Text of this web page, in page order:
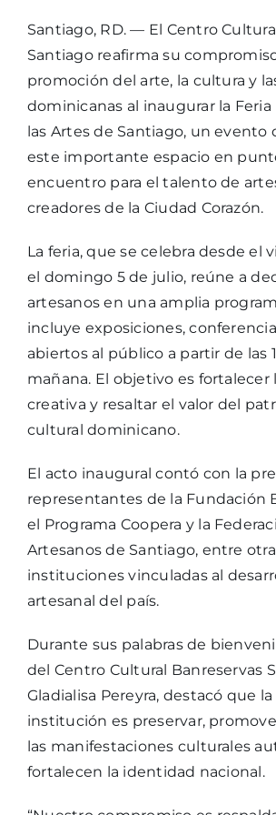
Santiago, RD. — El Centro
Santiago reafirma su
promoción del arte, la cultura y
dominicanas al inaugurar la Feria
las Artes de Santiago, un evento
este importante espacio en
encuentro para el talento de
creadores de la Ciudad Corazón.
La feria, que se celebra desde el
el domingo 5 de julio, reúne a
artesanos en una amplia
incluye exposiciones,
abiertos al público a partir de las
mañana. El objetivo es fortalecer
creativa y resaltar el valor del
cultural dominicano.
El acto inaugural contó con la
representantes de la Fundación
el Programa Coopera y la
Artesanos de Santiago, entre
instituciones vinculadas al
artesanal del país.
Durante sus palabras de
del Centro Cultural Banreservas
Gladialisa Pereyra, destacó que
institución es preservar,
las manifestaciones culturales
fortalecen la identidad nacional.